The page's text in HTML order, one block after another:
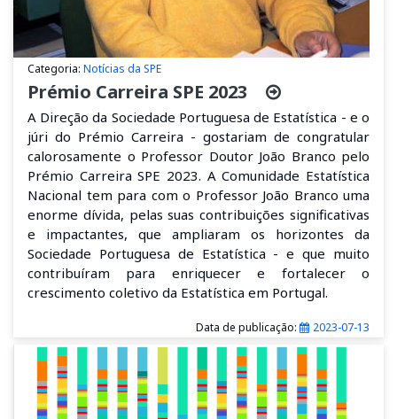
Categoria: Notícias da SPE
Prémio Carreira SPE 2023
A Direção da Sociedade Portuguesa de Estatística - e o
júri do Prémio Carreira - gostariam de congratular
calorosamente o Professor Doutor João Branco pelo
Prémio Carreira SPE 2023. A Comunidade Estatística
Nacional tem para com o Professor João Branco uma
enorme dívida, pelas suas contribuições significativas
e impactantes, que ampliaram os horizontes da
Sociedade Portuguesa de Estatística - e que muito
contribuíram para enriquecer e fortalecer o
crescimento coletivo da Estatística em Portugal.
Data de publicação: 2023-07-13